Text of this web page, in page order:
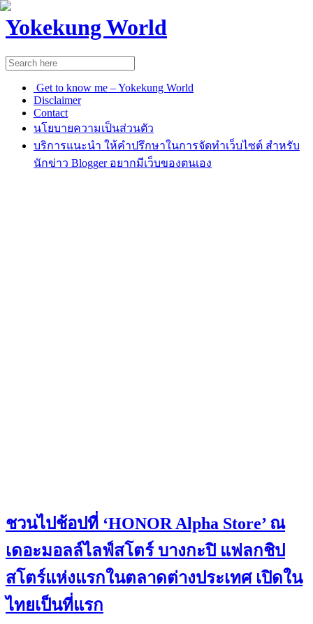
Yokekung World
Get to know me – Yokekung World
Disclaimer
Contact
นโยบายความเป็นส่วนตัว
บริการแนะนำ ให้คำปรึกษาในการจัดทำเว็บไซต์ สำหรับ
นักข่าว Blogger อยากมีเว็บของตนเอง
ชวนไปช้อปที่ ‘HONOR Alpha Store’ ณ
เดอะมอลล์ไลฟ์สโตร์ บางกะปิ แฟลกชิป
สโตร์แห่งแรกในตลาดต่างประเทศ เปิดใน
ไทยเป็นที่แรก